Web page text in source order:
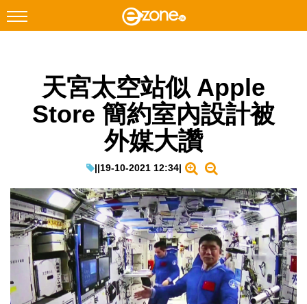
Facebook Instagram
科技焦點
教學評測
EduTech
IT Times
生成式AI與雲端應用
Enterprise Digital Transformation
天宮太空站似 Apple
Store 簡約室內設計被
外媒大讚
||19-10-2021 12:34|